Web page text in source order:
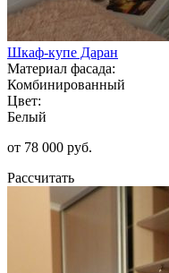
Шкаф-купе Даран
Материал фасада:
Комбинированный
Цвет:
Белый
от 78 000 руб.
Рассчитать